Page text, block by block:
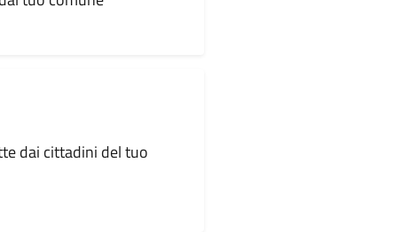
dai cittadini del tuo